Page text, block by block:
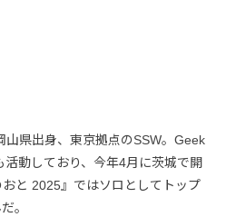
県出身、東京拠点のSSW。Geek
動しており、今年4月に茨城で開
と 2025』ではソロとしてトップ
。